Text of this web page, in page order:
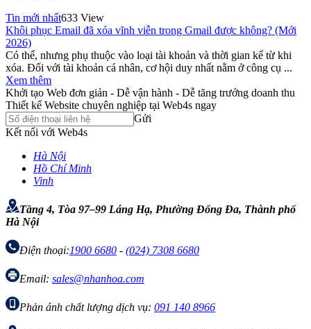
Tin mới nhất633 View
Khôi phục Email đã xóa vĩnh viễn trong Gmail được không? (Mới
2026)
Có thể, nhưng phụ thuộc vào loại tài khoản và thời gian kể từ khi
xóa. Đối với tài khoản cá nhân, cơ hội duy nhất nằm ở công cụ ...
Xem thêm
Khởi tạo Web đơn giản - Dễ vận hành - Dễ tăng trưởng doanh thu
Thiết kế Website chuyên nghiệp tại Web4s ngay
Gửi
Kết nối với Web4s
Hà Nội
Hồ Chí Minh
Vinh
Tầng 4, Tòa 97–99 Láng Hạ, Phường Đống Đa, Thành phố
Hà Nội
Điện thoại:1900 6680 - (024) 7308 6680
Email: sales@nhanhoa.com
Phản ánh chất lượng dịch vụ: 091 140 8966